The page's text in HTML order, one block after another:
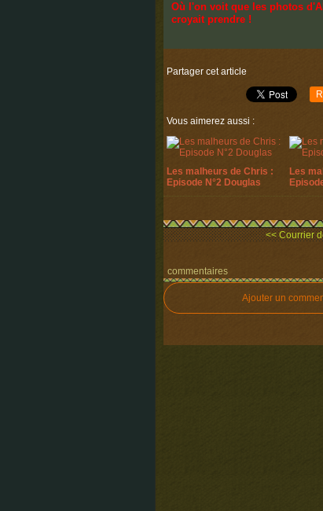
Où l'on voit que les photos
croyait prendre !
Partager cet article
Vous aimerez aussi :
Les malheurs de Chris :
Episode N°2 Douglas
Les
<< Courrier
commentaires
Ajouter un